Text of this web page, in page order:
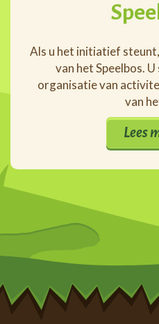
Als u het initiatief
van het Speelbos.
organisatie van
van
Lees